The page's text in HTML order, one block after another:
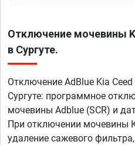
Отключение мочевины
в Сургуте.
Отключение AdBlue Kia
Сургуте: программное
мочевины Adblue (SCR) и
При отключении мочевины
удаление сажевого